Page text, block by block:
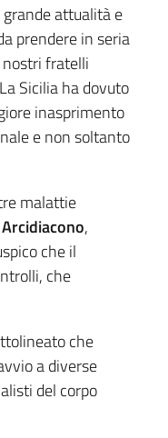
attualità e
prendere in seria
nostri fratelli
Sicilia ha dovuto
inasprimento
e non soltanto
malattie
,
che il
che
che
a diverse
del corpo